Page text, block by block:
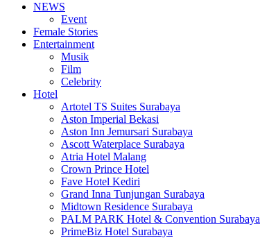
NEWS
Event
Female Stories
Entertainment
Musik
Film
Celebrity
Hotel
Artotel TS Suites Surabaya
Aston Imperial Bekasi
Aston Inn Jemursari Surabaya
Ascott Waterplace Surabaya
Atria Hotel Malang
Crown Prince Hotel
Fave Hotel Kediri
Grand Inna Tunjungan Surabaya
Midtown Residence Surabaya
PALM PARK Hotel & Convention Surabaya
PrimeBiz Hotel Surabaya